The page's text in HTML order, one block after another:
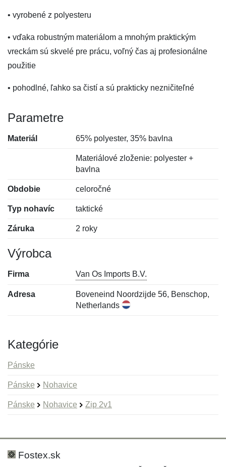
• vyrobené z polyesteru
• vďaka robustným materiálom a mnohým praktickým
vreckám sú skvelé pre prácu, voľný čas aj profesionálne
použitie
• pohodlné, ľahko sa čistí a sú prakticky nezničiteľné
Parametre
Materiál 65% polyester, 35% bavlna
Materiálové zloženie: polyester +
bavlna
Obdobie celoročné
Typ nohavíc taktické
Záruka 2 roky
Výrobca
Firma Van Os Imports B.V.
Adresa
Boveneind Noordzijde 56, Benschop,
Netherlands
Kategórie
Pánske
Pánske Nohavice
Pánske Nohavice Zip 2v1
Hodnotenie:
Meno:
Fostex.sk